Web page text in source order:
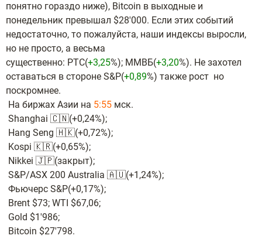
понятно гораздо ниже), Bitcoin в выходные и
понедельник превышал $28'000. Если этих событий
недостаточно, то пожалуйста, наши индексы выросли,
но не просто, а весьма
существенно: РТС(+3,25%); ММВБ(+3,20%). Не захотел
оставаться в стороне S&P(+0,89%) также рост но
поскромнее.
На биржах Азии на 5:55 мск.
Shanghai 🇨🇳(+0,24%);
Hang Seng 🇭🇰(+0,72%);
Kospi 🇰🇷(+0,65%);
Nikkei 🇯🇵(закрыт);
S&P/ASX 200 Australia 🇦🇺(+1,24%);
Фьючерс S&P(+0,17%);
Brent $73; WTI $67,06;
Gold $1'986;
Bitcoin $27'798.